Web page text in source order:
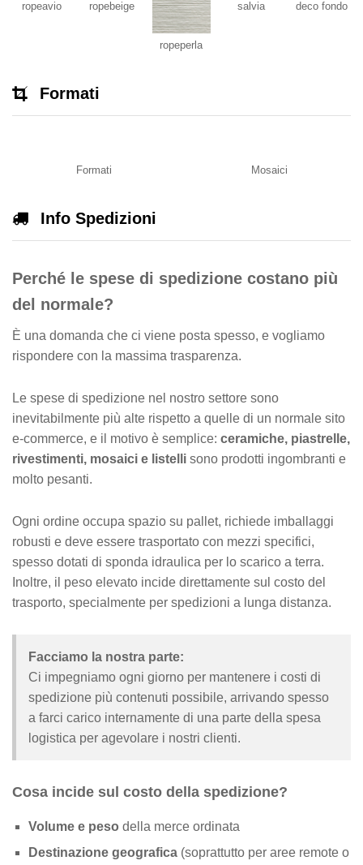
ropeavio ropebeige
ropeperla
salvia deco fondo
Formati
Formati Mosaici
Info Spedizioni
Perché le spese di spedizione costano più
del normale?
È una domanda che ci viene posta spesso, e vogliamo
rispondere con la massima trasparenza.
Le spese di spedizione nel nostro settore sono
inevitabilmente più alte rispetto a quelle di un normale sito
e-commerce, e il motivo è semplice: ceramiche, piastrelle,
rivestimenti, mosaici e listelli sono prodotti ingombranti e
molto pesanti.
Ogni ordine occupa spazio su pallet, richiede imballaggi
robusti e deve essere trasportato con mezzi specifici,
spesso dotati di sponda idraulica per lo scarico a terra.
Inoltre, il peso elevato incide direttamente sul costo del
trasporto, specialmente per spedizioni a lunga distanza.
Facciamo la nostra parte:
Ci impegniamo ogni giorno per mantenere i costi di
spedizione più contenuti possibile, arrivando spesso
a farci carico internamente di una parte della spesa
logistica per agevolare i nostri clienti.
Cosa incide sul costo della spedizione?
Volume e peso della merce ordinata
Destinazione geografica (soprattutto per aree remote o